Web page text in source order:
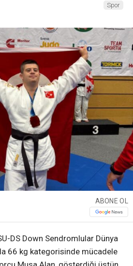
Spor
ABONE OL
DS Down Sendromlular Dünya
66 kg kategorisinde mücadele